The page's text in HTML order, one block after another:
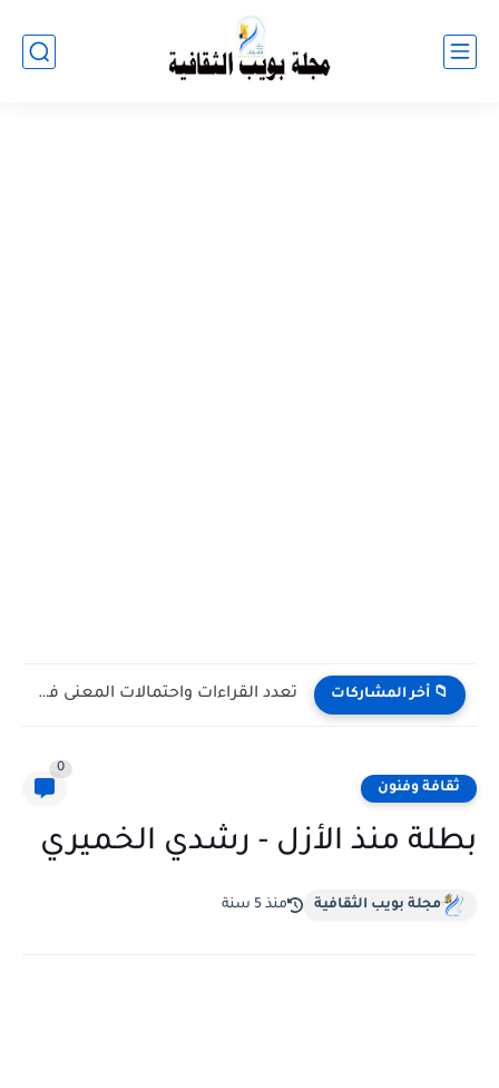
📁 أخر المشاركات تعدد القراءات واحتمالات المعنى في شعر أدونيس: مقاربة تأويلية في...
ثقافة وفنون
0
بطلة منذ الأزل - رشدي الخميري
مجلة بويب الثقافية منذ 5 سنة